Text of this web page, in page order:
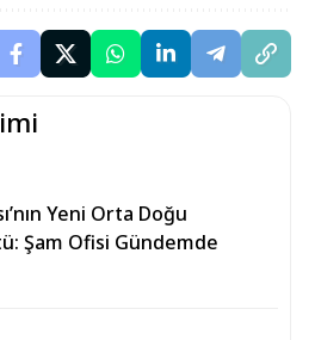
Yeni Orta Doğu
Şam Ofisi Gündemde